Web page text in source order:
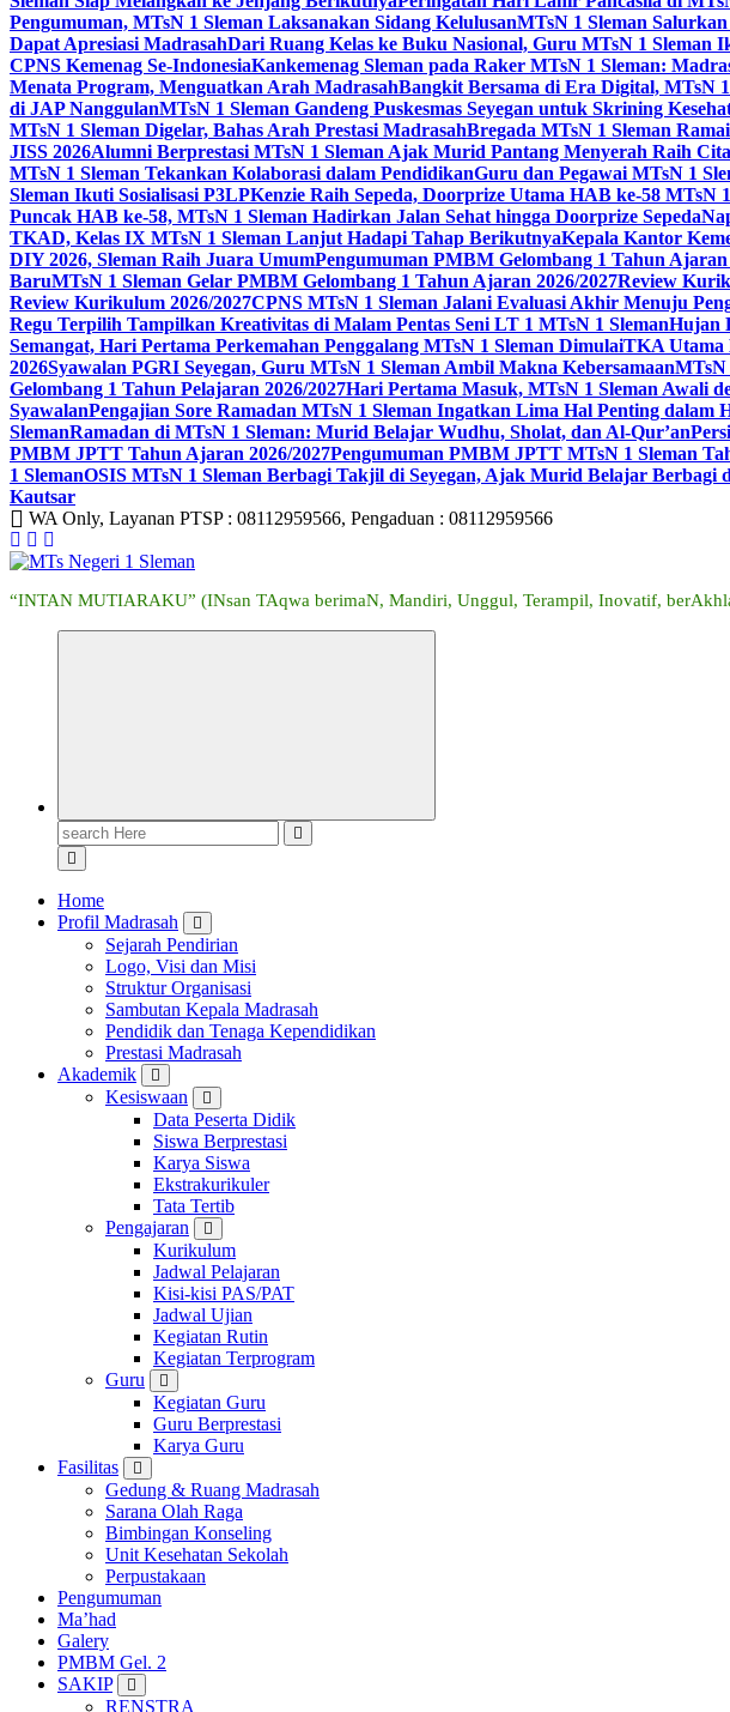
Pengumuman, MTsN 1 Sleman Laksanakan Sidang KelulusanMTsN 1 Sleman
Dapat Apresiasi MadrasahDari Ruang Kelas ke Buku Nasional, Guru MTsN 1 Sleman
CPNS Kemenag Se-IndonesiaKankemenag Sleman pada Raker MTsN 1 Sleman:
Menata Program, Menguatkan Arah MadrasahBangkit Bersama di Era Digital, MTsN
di JAP NanggulanMTsN 1 Sleman Gandeng Puskesmas Seyegan untuk Skrining
MTsN 1 Sleman Digelar, Bahas Arah Prestasi MadrasahBregada MTsN 1 Sleman
JISS 2026Alumni Berprestasi MTsN 1 Sleman Ajak Murid Pantang Menyerah Raih
MTsN 1 Sleman Tekankan Kolaborasi dalam PendidikanGuru dan Pegawai MTsN 1
Sleman Ikuti Sosialisasi P3LPKenzie Raih Sepeda, Doorprize Utama HAB ke-58 MTsN
Puncak HAB ke-58, MTsN 1 Sleman Hadirkan Jalan Sehat hingga Doorprize Sepeda
TKAD, Kelas IX MTsN 1 Sleman Lanjut Hadapi Tahap BerikutnyaKepala Kantor
DIY 2026, Sleman Raih Juara UmumPengumuman PMBM Gelombang 1 Tahun Ajaran
BaruMTsN 1 Sleman Gelar PMBM Gelombang 1 Tahun Ajaran 2026/2027Review
Review Kurikulum 2026/2027CPNS MTsN 1 Sleman Jalani Evaluasi Akhir Menuju
Regu Terpilih Tampilkan Kreativitas di Malam Pentas Seni LT 1 MTsN 1 SlemanHujan
Semangat, Hari Pertama Perkemahan Penggalang MTsN 1 Sleman DimulaiTKA Utama
2026Syawalan PGRI Seyegan, Guru MTsN 1 Sleman Ambil Makna KebersamaanMTsN
Gelombang 1 Tahun Pelajaran 2026/2027Hari Pertama Masuk, MTsN 1 Sleman Awali
SyawalanPengajian Sore Ramadan MTsN 1 Sleman Ingatkan Lima Hal Penting dalam
SlemanRamadan di MTsN 1 Sleman: Murid Belajar Wudhu, Sholat, dan Al-Qur’an
PMBM JPTT Tahun Ajaran 2026/2027Pengumuman PMBM JPTT MTsN 1 Sleman
1 SlemanOSIS MTsN 1 Sleman Berbagi Takjil di Seyegan, Ajak Murid Belajar Berbagi
Kautsar
WA Only, Layanan PTSP : 08112959566, Pengaduan : 08112959566
“INTAN MUTIARAKU” (INsan TAqwa berimaN, Mandiri, Unggul, Terampil, Inovatif,
Search
for:
Home
Profil Madrasah
Sejarah Pendirian
Logo, Visi dan Misi
Struktur Organisasi
Sambutan Kepala Madrasah
Pendidik dan Tenaga Kependidikan
Prestasi Madrasah
Akademik
Kesiswaan
Data Peserta Didik
Siswa Berprestasi
Karya Siswa
Ekstrakurikuler
Tata Tertib
Pengajaran
Kurikulum
Jadwal Pelajaran
Kisi-kisi PAS/PAT
Jadwal Ujian
Kegiatan Rutin
Kegiatan Terprogram
Guru
Kegiatan Guru
Guru Berprestasi
Karya Guru
Fasilitas
Gedung & Ruang Madrasah
Sarana Olah Raga
Bimbingan Konseling
Unit Kesehatan Sekolah
Perpustakaan
Pengumuman
Ma’had
Galery
PMBM Gel. 2
SAKIP
RENSTRA